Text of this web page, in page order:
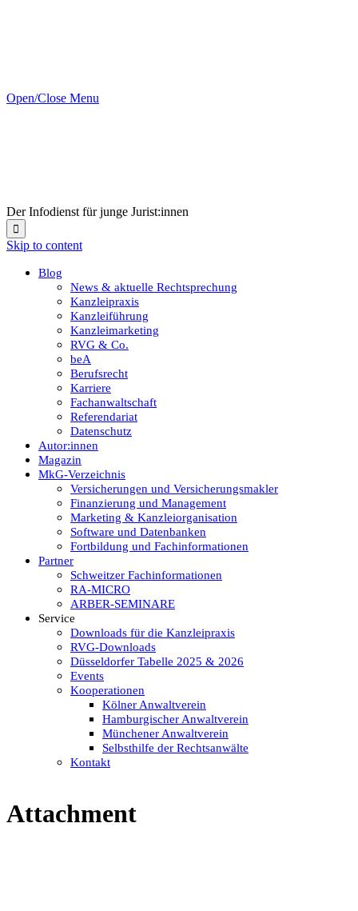
Open/Close Menu
Der Infodienst für junge Jurist:innen

Skip to content
Blog
News & aktuelle Rechtsprechung
Kanzleipraxis
Kanzleiführung
Kanzleimarketing
RVG & Co.
beA
Berufsrecht
Karriere
Fachanwaltschaft
Referendariat
Datenschutz
Autor:innen
Magazin
MkG-Verzeichnis
Versicherungen und Versicherungsmakler
Finanzierung und Management
Marketing & Kanzleiorganisation
Software und Datenbanken
Fortbildung und Fachinformationen
Partner
Schweitzer Fachinformationen
RA-MICRO
ARBER-SEMINARE
Service
Downloads für die Kanzleipraxis
RVG-Downloads
Düsseldorfer Tabelle 2025 & 2026
Events
Kooperationen
Kölner Anwaltverein
Hamburgischer Anwaltverein
Münchener Anwaltverein
Selbsthilfe der Rechtsanwälte
Kontakt
Attachment